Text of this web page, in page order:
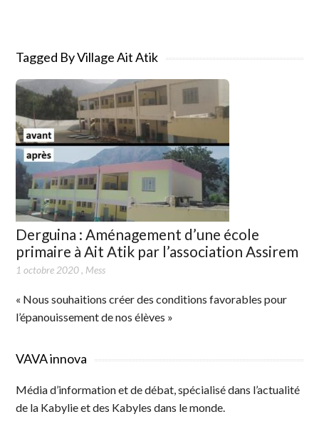
Tagged By Village Ait Atik
Derguina : Aménagement d’une école
primaire à Ait Atik par l’association Assirem
1 octobre 2020, Mess
« Nous souhaitions créer des conditions favorables pour
l’épanouissement de nos élèves »
VAVA innova
Média d’information et de débat, spécialisé dans l’actualité
de la Kabylie et des Kabyles dans le monde.